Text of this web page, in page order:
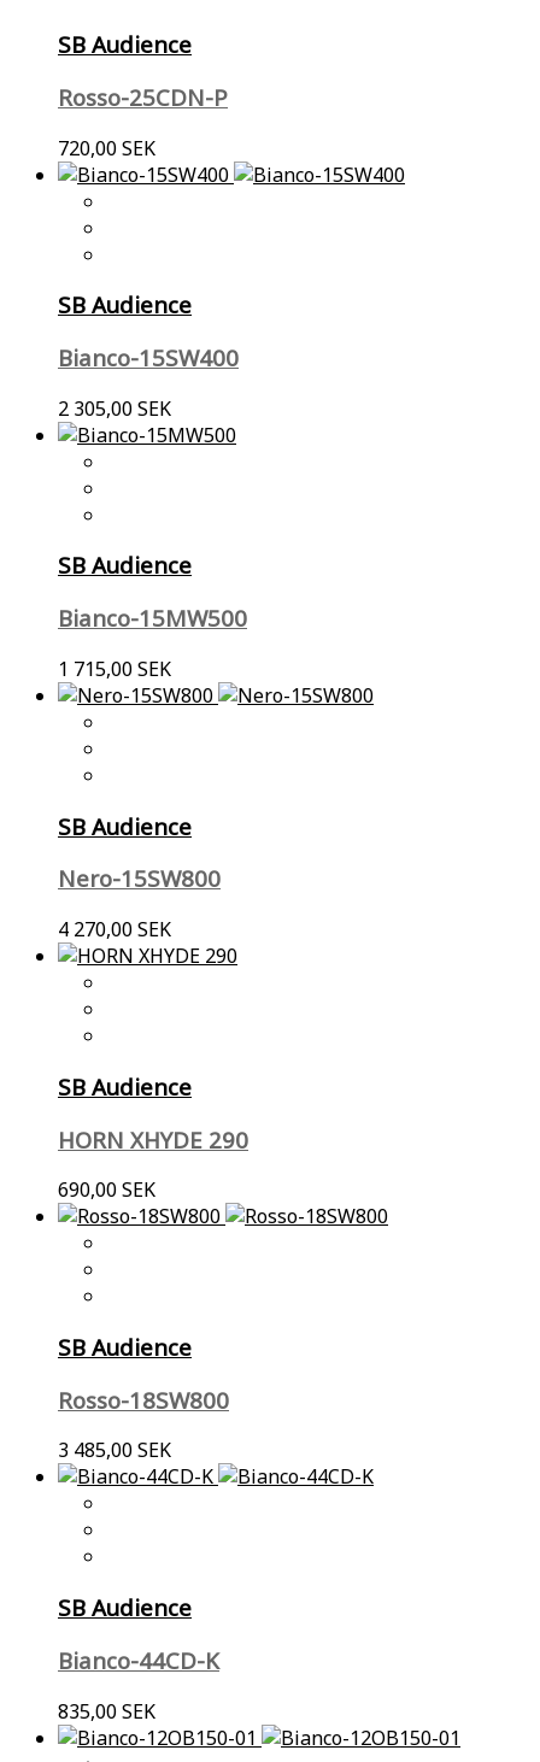
SB Audience
Rosso-25CDN-P
720,00 SEK
SB Audience
Bianco-15SW400
2 305,00 SEK
SB Audience
Bianco-15MW500
1 715,00 SEK
SB Audience
Nero-15SW800
4 270,00 SEK
SB Audience
HORN XHYDE 290
690,00 SEK
SB Audience
Rosso-18SW800
3 485,00 SEK
SB Audience
Bianco-44CD-K
835,00 SEK